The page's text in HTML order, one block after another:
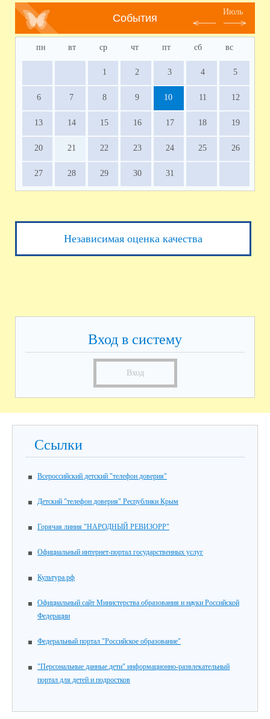
События
Июль
пн вт ср чт пт сб вс
1 2 3 4 5
6 7 8 9 10 11 12
13 14 15 16 17 18 19
20 21 22 23 24 25 26
27 28 29 30 31
Независимая оценка качества
Вход в систему
Вход
Ссылки
Всероссийский детский "телефон доверия"
Детский "телефон доверия" Республики Крым
Горячая линия "НАРОДНЫЙ РЕВИЗОРР"
Официальный интернет-портал государственных услуг
Культура.рф
Официальный сайт Министерства образования и науки Российской
Федерации
Федеральный портал "Российское образование"
"Персональные данные.дети" информационно-развлекательный
портал для детей и подростков